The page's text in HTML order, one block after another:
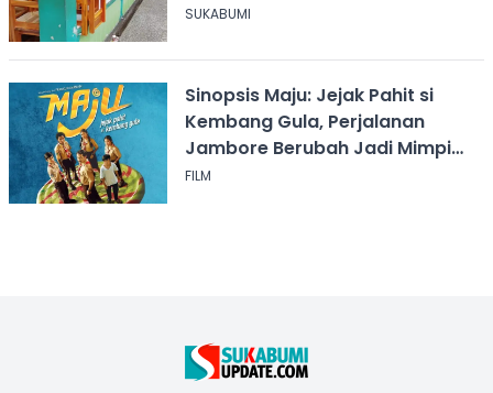
SUKABUMI
Sinopsis Maju: Jejak Pahit si
Kembang Gula, Perjalanan
Jambore Berubah Jadi Mimpi
Buruk
FILM